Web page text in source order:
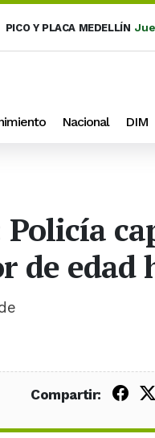
PICO Y PLACA MEDELLÍN
Nacional DIM
de edad
Compartir: